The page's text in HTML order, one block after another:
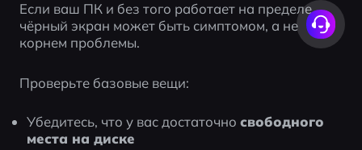
Если ваш ПК и без того работает на пределе,
чёрный экран может быть симптомом, а не
корнем проблемы.
Проверьте базовые вещи:
Убедитесь, что у вас достаточно свободного
места на диске